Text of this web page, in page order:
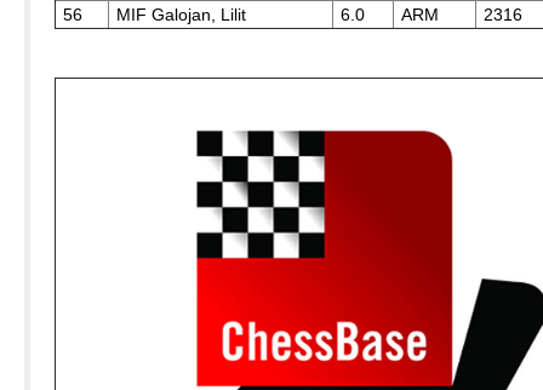
56 MIF Galojan, Lilit 6.0 ARM 2316